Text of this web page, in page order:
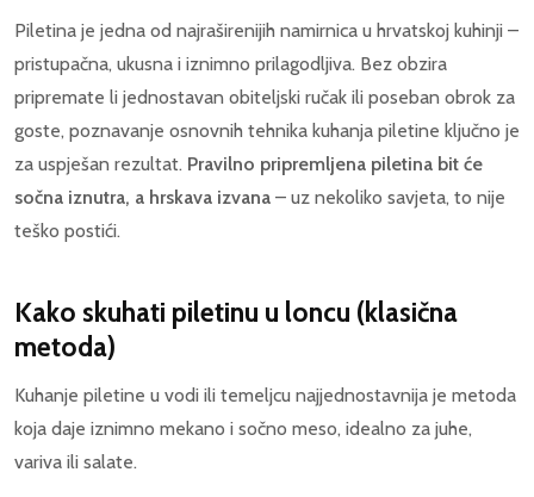
Piletina je jedna od najraširenijih namirnica u hrvatskoj kuhinji –
pristupačna, ukusna i iznimno prilagodljiva. Bez obzira
pripremate li jednostavan obiteljski ručak ili poseban obrok za
goste, poznavanje osnovnih tehnika kuhanja piletine ključno je
za uspješan rezultat. Pravilno pripremljena piletina bit će
sočna iznutra, a hrskava izvana – uz nekoliko savjeta, to nije
teško postići.
Kako skuhati piletinu u loncu (klasična
metoda)
Kuhanje piletine u vodi ili temeljcu najjednostavnija je metoda
koja daje iznimno mekano i sočno meso, idealno za juhe,
variva ili salate.